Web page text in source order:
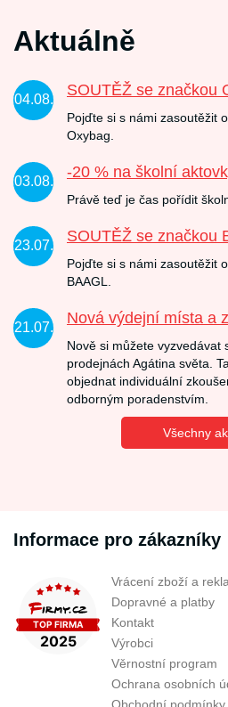
Aktuálně
04.08.
SOUTĚŽ se značkou
Pojďte si s námi zasoutěžit
Oxybag.
03.08.
-20 % na školní
Právě teď je čas pořídit
23.07.
SOUTĚŽ se značkou
Pojďte si s námi zasoutěžit
BAAGL.
21.07.
Nová výdejní místa a
Nově si můžete vyzvedávat
prodejnách Agátina světa.
objednat individuální
odborným poradenstvím.
Všechny
Informace pro zákazníky
Vrácení zboží a
Dopravné a platby
Kontakt
Výrobci
Věrnostní program
Ochrana osobních